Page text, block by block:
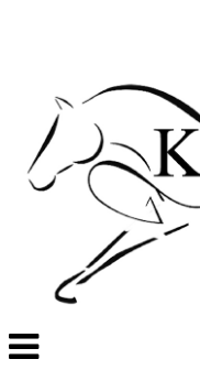
Veksle
navigasjon